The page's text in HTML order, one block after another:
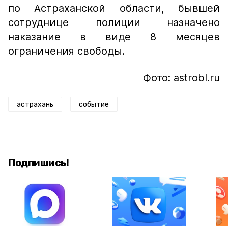
по Астраханской области, бывшей
сотруднице полиции назначено
наказание в виде 8 месяцев
ограничения свободы.
Фото: astrobl.ru
астрахань событие
Подпишись!